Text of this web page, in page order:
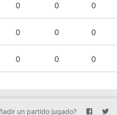
0 0 0
0 0 0
0 0 0
un partido jugado?